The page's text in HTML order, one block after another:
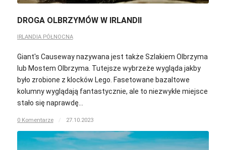
DROGA OLBRZYMÓW W IRLANDII
IRLANDIA PÓŁNOCNA
Giant's Causeway nazywana jest także Szlakiem Olbrzyma
lub Mostem Olbrzyma. Tutejsze wybrzeże wygląda jakby
było zrobione z klocków Lego. Fasetowane bazaltowe
kolumny wyglądają fantastycznie, ale to niezwykłe miejsce
stało się naprawdę…
0 Komentarze / 27.10.2023